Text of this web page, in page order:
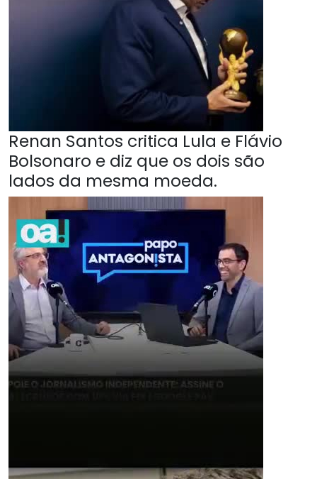
Renan Santos critica Lula e Flávio
Bolsonaro e diz que os dois são
lados da mesma moeda.